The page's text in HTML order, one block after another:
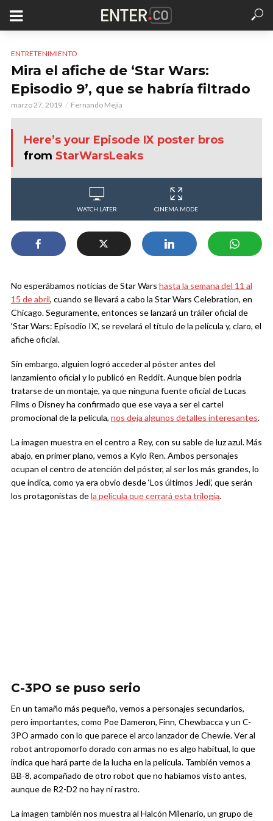
ENTRETENIMIENTO
Mira el afiche de ‘Star Wars:
Episodio 9’, que se habría filtrado
marzo 27, 2019 Fernando Mejía
Here’s your Episode IX poster bros
from StarWarsLeaks
WATCH LATER CINEMA MODE
No esperábamos noticias de Star Wars hasta la semana del 11 al
15 de abril, cuando se llevará a cabo la Star Wars Celebration, en
Chicago. Seguramente, entonces se lanzará un tráiler oficial de
‘Star Wars: Episodio IX’, se revelará el título de la película y, claro, el
afiche oficial.
Sin embargo, alguien logró acceder al póster antes del
lanzamiento oficial y lo publicó en Reddit. Aunque bien podría
tratarse de un montaje, ya que ninguna fuente oficial de Lucas
Films o Disney ha confirmado que ese vaya a ser el cartel
promocional de la película, nos deja algunos detalles interesantes.
La imagen muestra en el centro a Rey, con su sable de luz azul. Más
abajo, en primer plano, vemos a Kylo Ren. Ambos personajes
ocupan el centro de atención del póster, al ser los más grandes, lo
que indica, como ya era obvio desde ‘Los últimos Jedi’, que serán
los protagonistas dela película que cerrará esta trilogía.
C-3PO se puso serio
En un tamaño más pequeño, vemos a personajes secundarios,
pero importantes, como Poe Dameron, Finn, Chewbacca y un C-
3PO armado con lo que parece el arco lanzador de Chewie. Ver al
robot antropomorfo dorado con armas no es algo habitual, lo que
indica que hará parte de la lucha en la película. También vemos a
BB-8, acompañado de otro robot que no habíamos visto antes,
aunque de R2-D2 no hay ni rastro.
La imagen también nos muestra al Halcón Milenario, un grupo de